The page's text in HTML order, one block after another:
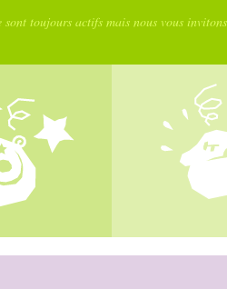
toujours actifs mais nous vous